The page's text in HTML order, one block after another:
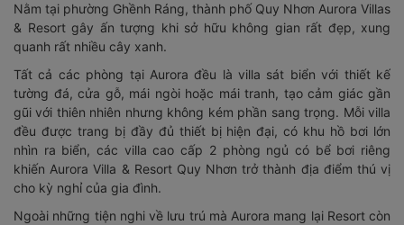
Nằm tại phường Ghềnh Ráng, thành phố Quy Nhơn Aurora Villas
& Resort gây ấn tượng khi sở hữu không gian rất đẹp, xung
quanh rất nhiều cây xanh.
Tất cả các phòng tại Aurora đều là villa sát biển với thiết kế
tường đá, cửa gỗ, mái ngòi hoặc mái tranh, tạo cảm giác gần
gũi với thiên nhiên nhưng không kém phần sang trọng. Mỗi villa
đều được trang bị đầy đủ thiết bị hiện đại, có khu hồ bơi lớn
nhìn ra biển, các villa cao cấp 2 phòng ngủ có bể bơi riêng
khiến Aurora Villa & Resort Quy Nhơn trở thành địa điểm thú vị
cho kỳ nghỉ của gia đình.
Ngoài những tiện nghi về lưu trú mà Aurora mang lại Resort còn